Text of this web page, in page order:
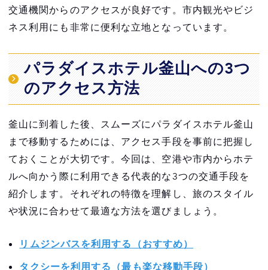
交通機関からのアクセスが良好です。市内観光やビジ
ネス利用にも非常に便利な立地となっています。
パラダイスホテル釜山への3つ
のアクセス方法
釜山に到着した後、スムーズにパラダイスホテル釜山
まで移動するためには、アクセス手段を事前に把握し
ておくことが大切です。今回は、空港や市内からホテ
ルへ向かう際に利用できる代表的な3つの交通手段を
紹介します。それぞれの特徴を理解し、旅のスタイル
や状況に合わせて最適な方法を選びましょう。
リムジンバスを利用する（おすすめ）
タクシーを利用する（最も楽な移動手段）